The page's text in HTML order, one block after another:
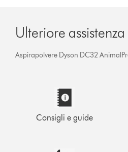
Ulteriore assistenza
Aspirapolvere Dyson DC32
Consigli e guide